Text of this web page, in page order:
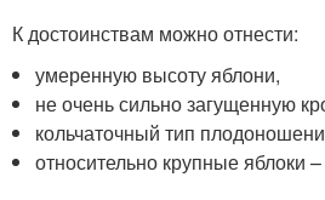
К достоинствам можно отнести:
умеренную высоту яблони,
не очень сильно загущенную
кольчаточный тип
относительно крупные яблоки